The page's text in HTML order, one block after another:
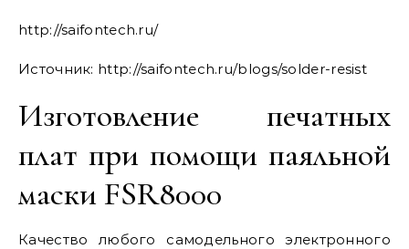
http://saifontech.ru/
Источник: http://saifontech.ru/blogs/solder-resist
Изготовление печатных
плат при помощи паяльной
маски FSR8000
Качество любого самодельного электронного